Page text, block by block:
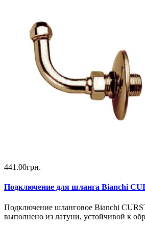
441.00грн.
Подключение для шланга Bianchi
Подключение шланговое Bianchi
выполнено из латуни, устойчивой к